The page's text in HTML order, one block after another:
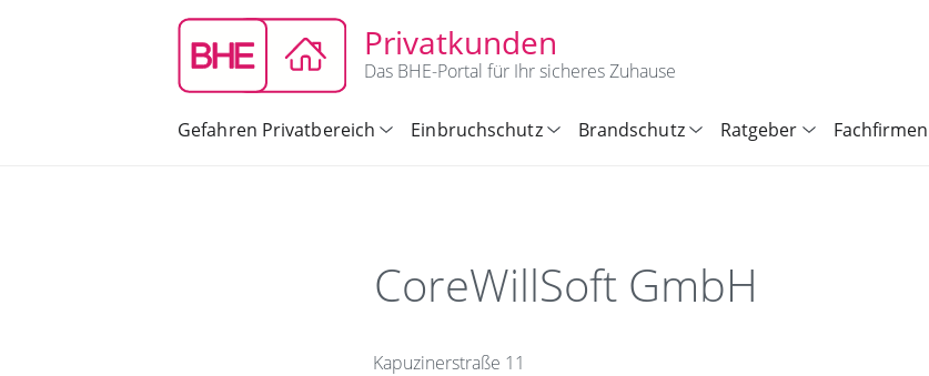
Privatkunden
Das BHE-Portal für Ihr sicheres Zuhause
Gefahren Privatbereich Einbruchschutz Brandschutz Ratgeber Fachfirmen
CoreWillSoft GmbH
Kapuzinerstraße 11